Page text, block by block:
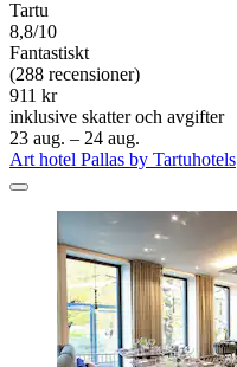
Tartu
8,8/10
Fantastiskt
(288 recensioner)
911 kr
inklusive skatter och avgifter
23 aug. – 24 aug.
Art hotel Pallas by Tartuhotels